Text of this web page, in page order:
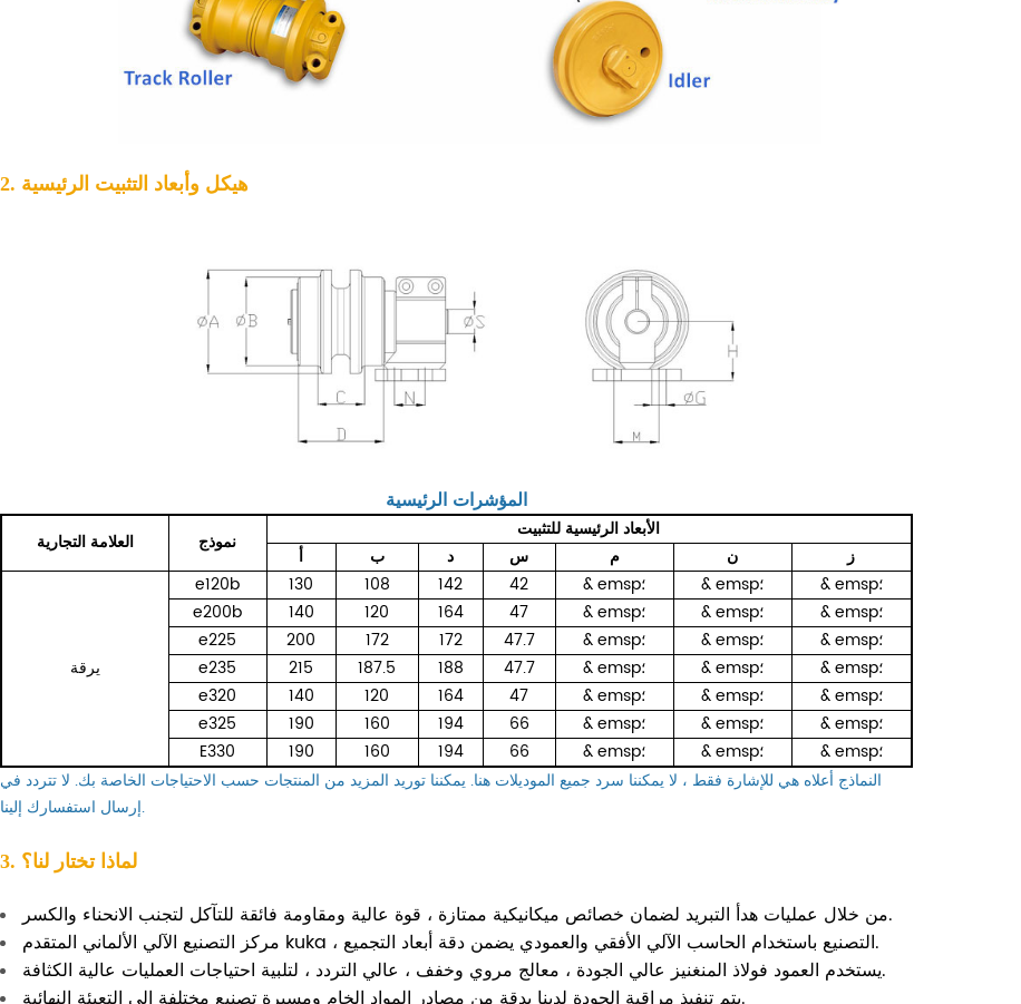
2. هيكل وأبعاد التثبيت الرئيسية
المؤشرات الرئيسية
العلامة التجارية نموذج
الأبعاد الرئيسية للتثبيت
أ
ب د س م ن ز
يرقة
e120b 130 108 142 42 & emsp؛ & emsp؛
& emsp؛
e200b
140 120 164 47 & emsp؛ & emsp؛
& emsp؛
e225
200 172 172 47.7 & emsp؛ & emsp؛
& emsp؛
e235
215 187.5 188 47.7 & emsp؛ & emsp؛
& emsp؛
e320
140 120 164 47 & emsp؛ & emsp؛
& emsp؛
e325
190 160 194 66 & emsp؛ & emsp؛
& emsp؛
E330
190 160 194 66 & emsp؛ & emsp؛
& emsp؛
النماذج أعلاه هي للإشارة فقط ، لا يمكننا سرد جميع الموديلات هنا. يمكننا توريد المزيد من المنتجات حسب الاحتياجات الخاصة بك. لا تتردد في
إرسال استفسارك إلينا.
3. لماذا تختار لنا؟
من خلال عمليات هدأ التبريد لضمان خصائص ميكانيكية ممتازة ، قوة عالية ومقاومة فائقة للتآكل لتجنب الانحناء والكسر.
مركز التصنيع الآلي الألماني المتقدم kuka ، التصنيع باستخدام الحاسب الآلي الأفقي والعمودي يضمن دقة أبعاد التجميع.
يستخدم العمود فولاذ المنغنيز عالي الجودة ، معالج مروي وخفف ، عالي التردد ، لتلبية احتياجات العمليات عالية الكثافة.
يتم تنفيذ مراقبة الجودة لدينا بدقة من مصادر المواد الخام ومسيرة تصنيع مختلفة إلى التعبئة النهائية.